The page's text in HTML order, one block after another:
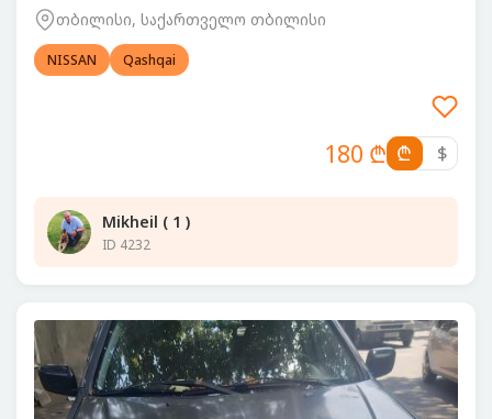
თბილისი, საქართველო თბილისი
NISSAN Qashqai
180 ₾ ₾ $
Mikheil ( 1 )
ID 4232